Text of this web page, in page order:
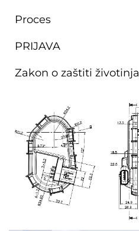
Proces
PRIJAVA
Zakon o zaštiti životinja